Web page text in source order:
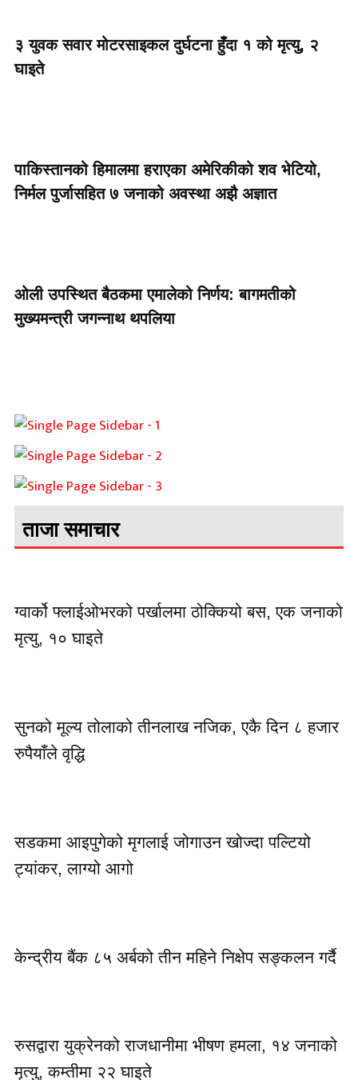
३ युवक सवार मोटरसाइकल दुर्घटना हुँदा १ को मृत्यु, २
घाइते
पाकिस्तानको हिमालमा हराएका अमेरिकीको शव भेटियो,
निर्मल पुर्जासहित ७ जनाको अवस्था अझै अज्ञात
ओली उपस्थित बैठकमा एमालेको निर्णय: बागमतीको
मुख्यमन्त्री जगन्नाथ थपलिया
ताजा समाचार
ग्वार्को फ्लाईओभरको पर्खालमा ठोक्कियो बस, एक जनाको
मृत्यु, १० घाइते
सुनको मूल्य तोलाको तीनलाख नजिक, एकै दिन ८ हजार
रुपैयाँले वृद्धि
सडकमा आइपुगेको मृगलाई जोगाउन खोज्दा पल्टियो
ट्यांकर, लाग्यो आगो
केन्द्रीय बैंक ८५ अर्बको तीन महिने निक्षेप सङ्कलन गर्दै
रुसद्वारा युक्रेनको राजधानीमा भीषण हमला, १४ जनाको
मृत्यु, कम्तीमा २२ घाइते